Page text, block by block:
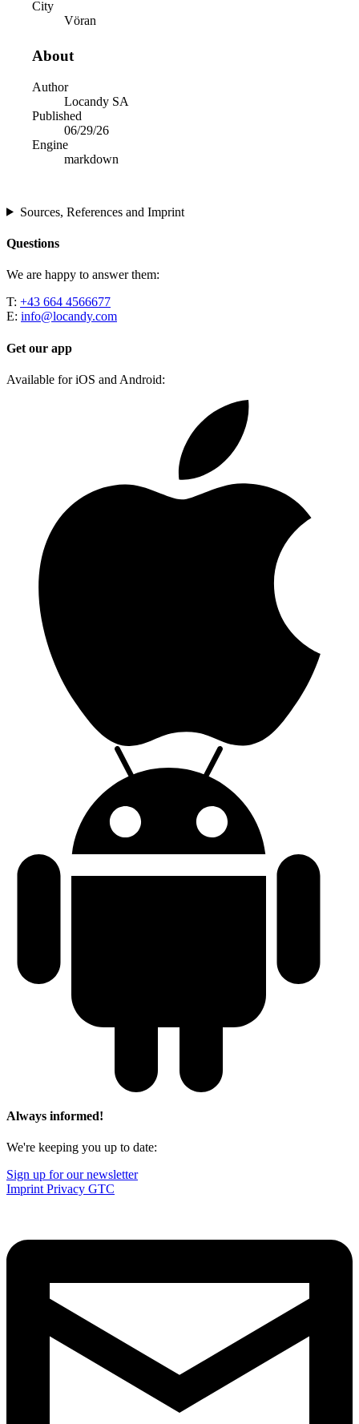
City
Vöran
About
Author
Locandy SA
Published
06/29/26
Engine
markdown
Sources, References and Imprint
Questions
We are happy to answer them:
T: +43 664 4566677
E: info@locandy.com
Get our app
Available for iOS and Android:
Always informed!
We're keeping you up to date:
Sign up for our newsletter
Imprint Privacy GTC